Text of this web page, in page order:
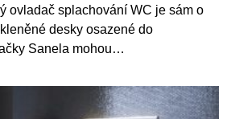
ovladač splachování WC je sám o
desky osazené do
Sanela mohou…